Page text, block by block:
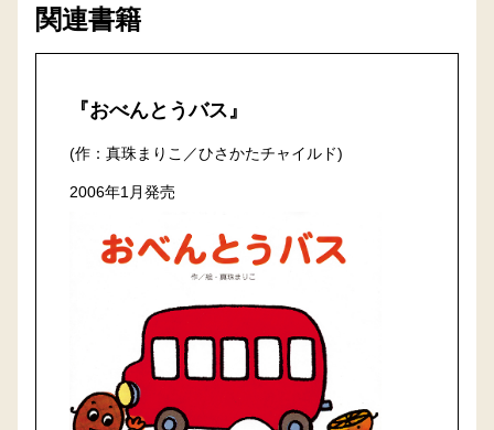
関連書籍
『おべんとうバス』
(作：真珠まりこ／ひさかたチャイルド)
2006年1月発売